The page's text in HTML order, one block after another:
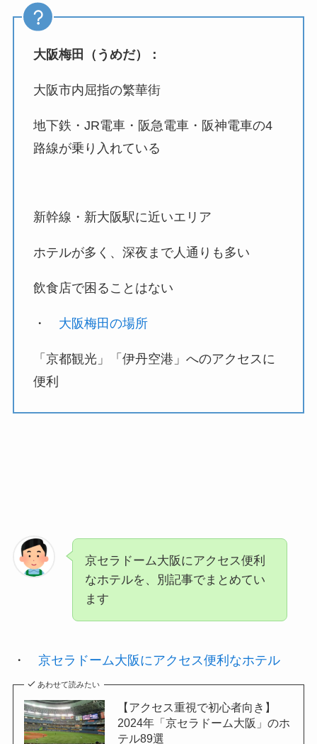
大阪梅田（うめだ）：
大阪市内屈指の繁華街
地下鉄・JR電車・阪急電車・阪神電車の4
路線が乗り入れている
新幹線・新大阪駅に近いエリア
ホテルが多く、深夜まで人通りも多い
飲食店で困ることはない
・ 大阪梅田の場所
「京都観光」「伊丹空港」へのアクセスに
便利
京セラドーム大阪にアクセス便利
なホテルを、別記事でまとめてい
ます
・ 京セラドーム大阪にアクセス便利なホテル
あわせて読みたい
【アクセス重視で初心者向き】
2024年「京セラドーム大阪」のホ
テル89選